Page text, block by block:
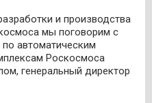
и производства
мы поговорим с
автоматическим
Роскосмоса
генеральный директор